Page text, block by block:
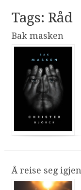
Tags: Råd
Bak masken
Å reise seg igjen